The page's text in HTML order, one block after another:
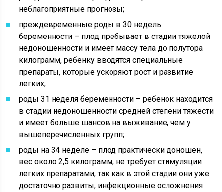
неблагоприятные прогнозы;
преждевременные роды в 30 недель
беременности – плод пребывает в стадии тяжелой
недоношенности и имеет массу тела до полутора
килограмм, ребенку вводятся специальные
препараты, которые ускоряют рост и развитие
легких;
роды 31 неделя беременности – ребенок находится
в стадии недоношенности средней степени тяжести
и имеет больше шансов на выживание, чем у
вышеперечисленных групп;
роды на 34 неделе – плод практически доношен,
вес около 2,5 килограмм, не требует стимуляции
легких препаратами, так как в этой стадии они уже
достаточно развиты, инфекционные осложнения